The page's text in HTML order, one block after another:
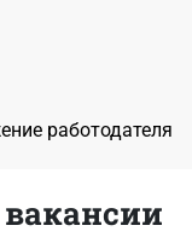
работодателя